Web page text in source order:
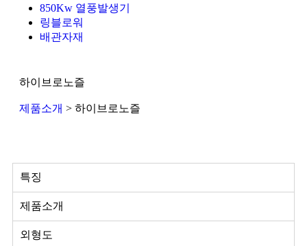
850Kw 열풍발생기
링블로워
배관자재
하이브로노즐
제품소개 > 하이브로노즐
특징
제품소개
외형도